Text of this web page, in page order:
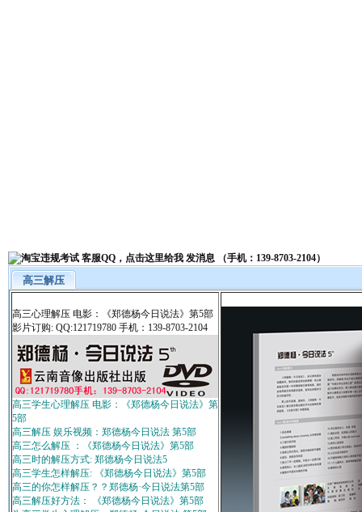
高三解压
高三心理解压 电影：《郑德杨今日说法》第5部
影片订购: QQ:121719780 手机：139-8703-2104
高三学生心理解压 电影：《郑德杨今日说法》第
5部
高三解压 娱乐视频：郑德杨今日说法 第5部
高三怎么解压 ：《郑德杨今日说法》第5部
高三时的解压方式: 郑德杨今日说法5
高三学生怎样解压: 《郑德杨今日说法》第5部
高三的你怎样解压？？郑德杨·今日说法第5部
高三解压好方法： 《郑德杨今日说法》第5部